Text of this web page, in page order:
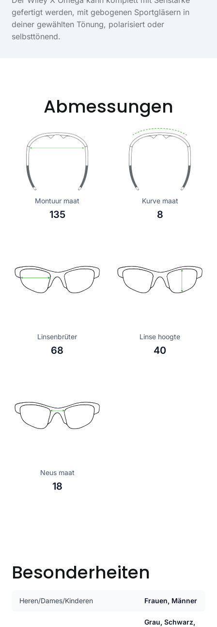
gefertigt werden, mit gebogenen Sportgläsern in
deiner gewählten Tönung, polarisiert oder
selbsttönend.
Abmessungen
Montuur maat
135
Kurve maat
8
Linsenbrüter
68
Linse hoogte
40
Neus maat
18
Besonderheiten
Heren/Dames/Kinderen Frauen, Männer
Grau, Schwarz,